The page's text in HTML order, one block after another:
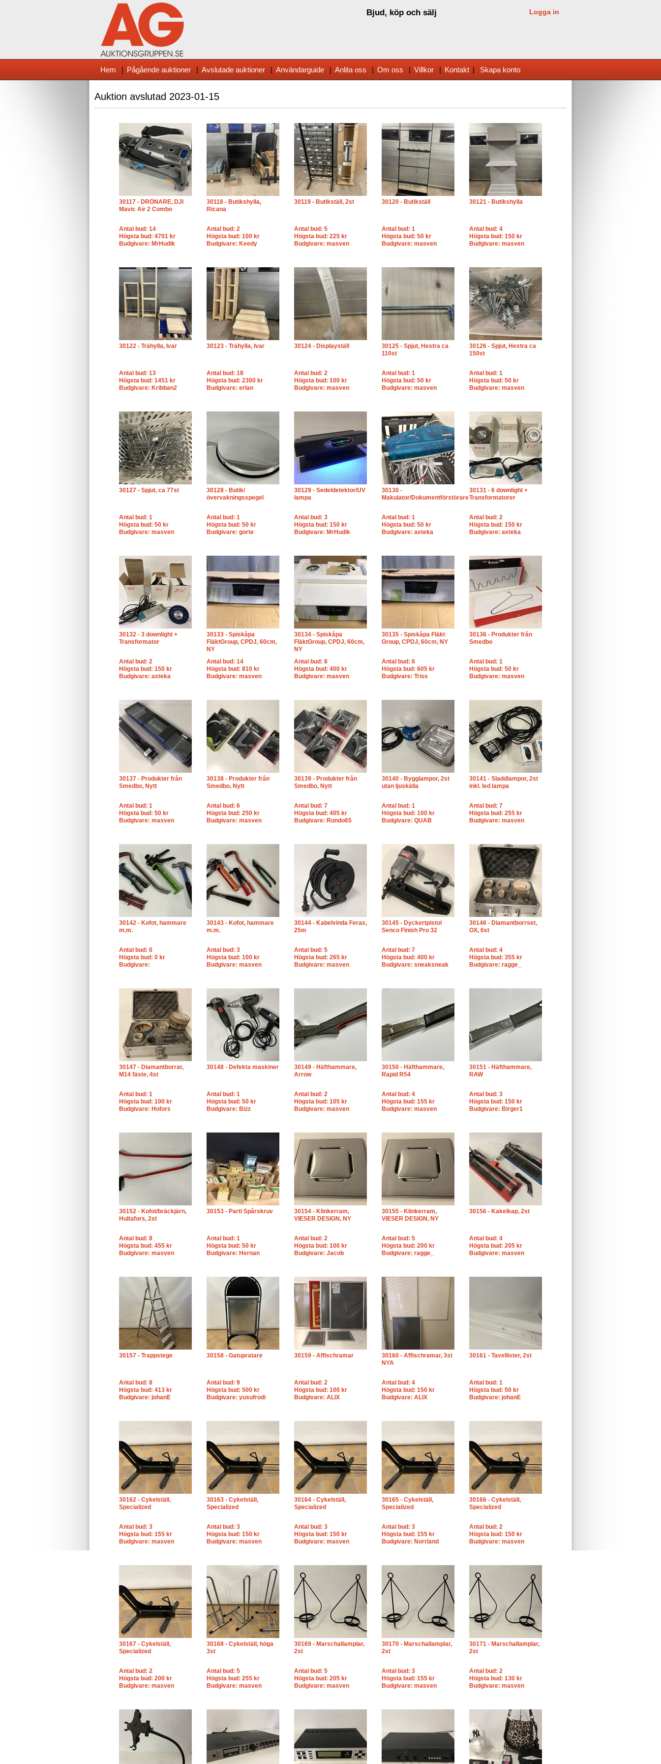
Bjud, köp och sälj Logga in
Hem | Pågående auktioner | Avslutade auktioner | Användarguide | Anlita oss | Om oss | Villkor | Kontakt | Skapa konto
Auktion avslutad 2023-01-15
30117 - DRÖNARE, DJI
Mavic Air 2 Combo
Antal bud: 14
Högsta bud: 4701 kr
Budgivare: MrHudik
30118 - Butikshylla,
Ricana
Antal bud: 2
Högsta bud: 100 kr
Budgivare: Keedy
30119 - Butikställ, 2st
Antal bud: 5
Högsta bud: 225 kr
Budgivare: masven
30120 - Butikställ
Antal bud: 1
Högsta bud: 50 kr
Budgivare: masven
30121 - Butikshylla
Antal bud: 4
Högsta bud: 150 kr
Budgivare: masven
30122 - Trähylla, Ivar
Antal bud: 13
Högsta bud: 1451 kr
Budgivare: Kribban2
30123 - Trähylla, Ivar
Antal bud: 18
Högsta bud: 2300 kr
Budgivare: erlan
30124 - Displayställ
Antal bud: 2
Högsta bud: 100 kr
Budgivare: masven
30125 - Spjut, Hestra ca
110st
Antal bud: 1
Högsta bud: 50 kr
Budgivare: masven
30126 - Spjut, Hestra ca
150st
Antal bud: 1
Högsta bud: 50 kr
Budgivare: masven
30127 - Spjut, ca 77st
Antal bud: 1
Högsta bud: 50 kr
Budgivare: masven
30128 - Butik/
övervakningsspegel
Antal bud: 1
Högsta bud: 50 kr
Budgivare: gorte
30129 - Sedeldetektor/UV
lampa
Antal bud: 3
Högsta bud: 150 kr
Budgivare: MrHudik
30130 -
Makulator/Dokumentförstörare
Antal bud: 1
Högsta bud: 50 kr
Budgivare: axteka
30131 - 6 downlight +
Transformatorer
Antal bud: 2
Högsta bud: 150 kr
Budgivare: axteka
30132 - 3 downlight +
Transformator
Antal bud: 2
Högsta bud: 150 kr
Budgivare: axteka
30133 - Spiskåpa
FläktGroup, CPDJ, 60cm,
NY
Antal bud: 14
Högsta bud: 810 kr
Budgivare: masven
30134 - Spiskåpa
FläktGroup, CPDJ, 60cm,
NY
Antal bud: 8
Högsta bud: 400 kr
Budgivare: masven
30135 - Spiskåpa Fläkt
Group, CPDJ, 60cm, NY
Antal bud: 6
Högsta bud: 605 kr
Budgivare: Triss
30136 - Produkter från
Smedbo
Antal bud: 1
Högsta bud: 50 kr
Budgivare: masven
30137 - Produkter från
Smedbo, Nytt
Antal bud: 1
Högsta bud: 50 kr
Budgivare: masven
30138 - Produkter från
Smedbo, Nytt
Antal bud: 6
Högsta bud: 250 kr
Budgivare: masven
30139 - Produkter från
Smedbo, Nytt
Antal bud: 7
Högsta bud: 405 kr
Budgivare: Rondo65
30140 - Bygglampor, 2st
utan ljuskälla
Antal bud: 1
Högsta bud: 100 kr
Budgivare: QUAB
30141 - Sladdlampor, 2st
inkl. led lampa
Antal bud: 7
Högsta bud: 255 kr
Budgivare: masven
30142 - Kofot, hammare
m.m.
Antal bud: 0
Högsta bud: 0 kr
Budgivare:
30143 - Kofot, hammare
m.m.
Antal bud: 3
Högsta bud: 100 kr
Budgivare: masven
30144 - Kabelvinda Ferax,
25m
Antal bud: 5
Högsta bud: 265 kr
Budgivare: masven
30145 - Dyckertpistol
Senco Finish Pro 32
Antal bud: 7
Högsta bud: 400 kr
Budgivare: sneaksneak
30146 - Diamantborrset,
OX, 6st
Antal bud: 4
Högsta bud: 355 kr
Budgivare: ragge_
30147 - Diamantborrar,
M14 fäste, 4st
Antal bud: 1
Högsta bud: 100 kr
Budgivare: Hofors
30148 - Defekta maskiner
Antal bud: 1
Högsta bud: 50 kr
Budgivare: Bizz
30149 - Häfthammare,
Arrow
Antal bud: 2
Högsta bud: 105 kr
Budgivare: masven
30150 - Häfthammare,
Rapid R54
Antal bud: 4
Högsta bud: 155 kr
Budgivare: masven
30151 - Häfthammare,
RAW
Antal bud: 3
Högsta bud: 150 kr
Budgivare: Birger1
30152 - Kofot/bräckjärn,
Hultafors, 2st
Antal bud: 8
Högsta bud: 455 kr
Budgivare: masven
30153 - Parti Spårskruv
Antal bud: 1
Högsta bud: 50 kr
Budgivare: Hernan
30154 - Klinkerram,
VIESER DESIGN, NY
Antal bud: 2
Högsta bud: 100 kr
Budgivare: Jacob
30155 - Klinkerram,
VIESER DESIGN, NY
Antal bud: 5
Högsta bud: 200 kr
Budgivare: ragge_
30156 - Kakelkap, 2st
Antal bud: 4
Högsta bud: 205 kr
Budgivare: masven
30157 - Trappstege
Antal bud: 8
Högsta bud: 413 kr
Budgivare: johanE
30158 - Gatupratare
Antal bud: 9
Högsta bud: 500 kr
Budgivare: yusufrodi
30159 - Affischramar
Antal bud: 2
Högsta bud: 100 kr
Budgivare: ALIX
30160 - Affischramar, 3st
NYA
Antal bud: 4
Högsta bud: 150 kr
Budgivare: ALIX
30161 - Tavellister, 2st
Antal bud: 1
Högsta bud: 50 kr
Budgivare: johanE
30162 - Cykelställ,
Specialized
Antal bud: 3
Högsta bud: 155 kr
Budgivare: masven
30163 - Cykelställ,
Specialized
Antal bud: 3
Högsta bud: 150 kr
Budgivare: masven
30164 - Cykelställ,
Specialized
Antal bud: 3
Högsta bud: 150 kr
Budgivare: masven
30165 - Cykelställ,
Specialized
Antal bud: 3
Högsta bud: 155 kr
Budgivare: Norrland
30166 - Cykelställ,
Specialized
Antal bud: 2
Högsta bud: 150 kr
Budgivare: masven
30167 - Cykelställ,
Specialized
Antal bud: 2
Högsta bud: 200 kr
Budgivare: masven
30168 - Cykelställ, höga
3st
Antal bud: 5
Högsta bud: 255 kr
Budgivare: masven
30169 - Marschallamplar,
2st
Antal bud: 5
Högsta bud: 205 kr
Budgivare: masven
30170 - Marschallamplar,
2st
Antal bud: 3
Högsta bud: 155 kr
Budgivare: masven
30171 - Marschallamplar,
2st
Antal bud: 2
Högsta bud: 130 kr
Budgivare: masven